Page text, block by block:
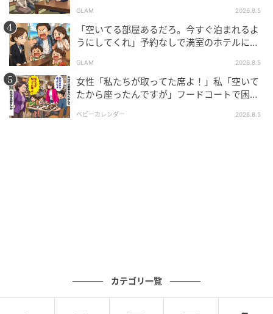
元記事で読む
次の記事
「遠距離なんて向いてないよ」と親友顔で牽
制していた同期→自分が別れた途端に彼と付
き合った経緯に残るモヤモヤ
の記事をもっとみる
た一言
GLAM 2026.8.5
「空いてる部屋あるだろ。今すぐ泊まれるよ
うにしてくれ」予約なしで満室のホテルに押
一変
GLAM 2026.8.5
女性「私たちが取ってた席よ！」私「空いて
たから座ったんですが」フードコートで困
ベビーカレンダー 2026.8.5
カテゴリ一覧